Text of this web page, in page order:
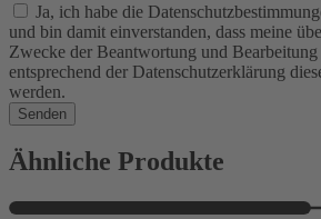
Ja, ich habe die
und bin damit einverstanden, dass meine
Zwecke der Beantwortung und
entsprechend der Datenschutzerklärung
werden.
Senden
Ähnliche Produkte